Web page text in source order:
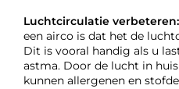
Luchtcirculatie verbeteren:
een airco is dat het de
Dit is vooral handig als u
astma. Door de lucht in
kunnen allergenen en